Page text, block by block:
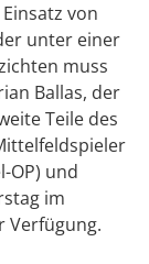
von
unter einer
muss
Ballas, der
Teile des
OP) und
im
Verfügung.